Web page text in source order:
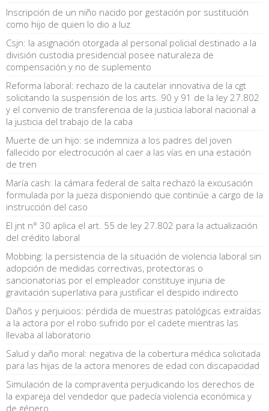
Inscripción de un niño nacido por gestación por sustitución
como hijo de quien lo dio a luz
Csjn: la asignación otorgada al personal policial destinado a la
división custodia presidencial posee naturaleza de
compensación y no de suplemento
Reforma laboral: rechazo de la cautelar innovativa de la cgt
solicitando la suspensión de los arts. 90 y 91 de la ley 27.802
y el convenio de transferencia de la justicia laboral nacional a
la justicia del trabajo de la caba
Muerte de un hijo: se indemniza a los padres del joven
fallecido por electrocución al caer a las vías en una estación
de tren
María cash: la cámara federal de salta rechazó la excusación
formulada por la jueza disponiendo que continúe a cargo de la
instrucción del caso
El jnt n° 30 aplica el art. 55 de ley 27.802 para la actualización
del crédito laboral
Mobbing: la persistencia de la situación de violencia laboral sin
adopción de medidas correctivas, protectoras o
sancionatorias por el empleador constituye injuria de
gravitación superlativa para justificar el despido indirecto
Daños y perjuicios: pérdida de muestras patológicas extraídas
a la actora por el robo sufrido por el cadete mientras las
llevaba al laboratorio
Salud y daño moral: negativa de la cobertura médica solicitada
para las hijas de la actora menores de edad con discapacidad
Simulación de la compraventa perjudicando los derechos de
la expareja del vendedor que padecía violencia económica y
de género